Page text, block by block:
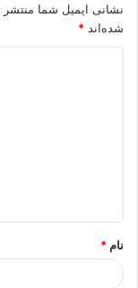
نشانی ایمیل شما
شده‌اند *
*
نام *